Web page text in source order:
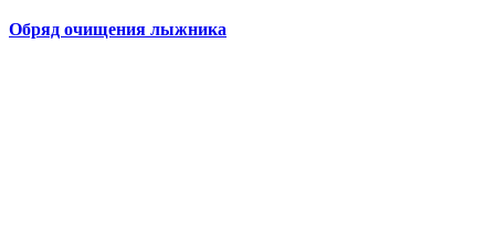
Обряд очищения лыжника